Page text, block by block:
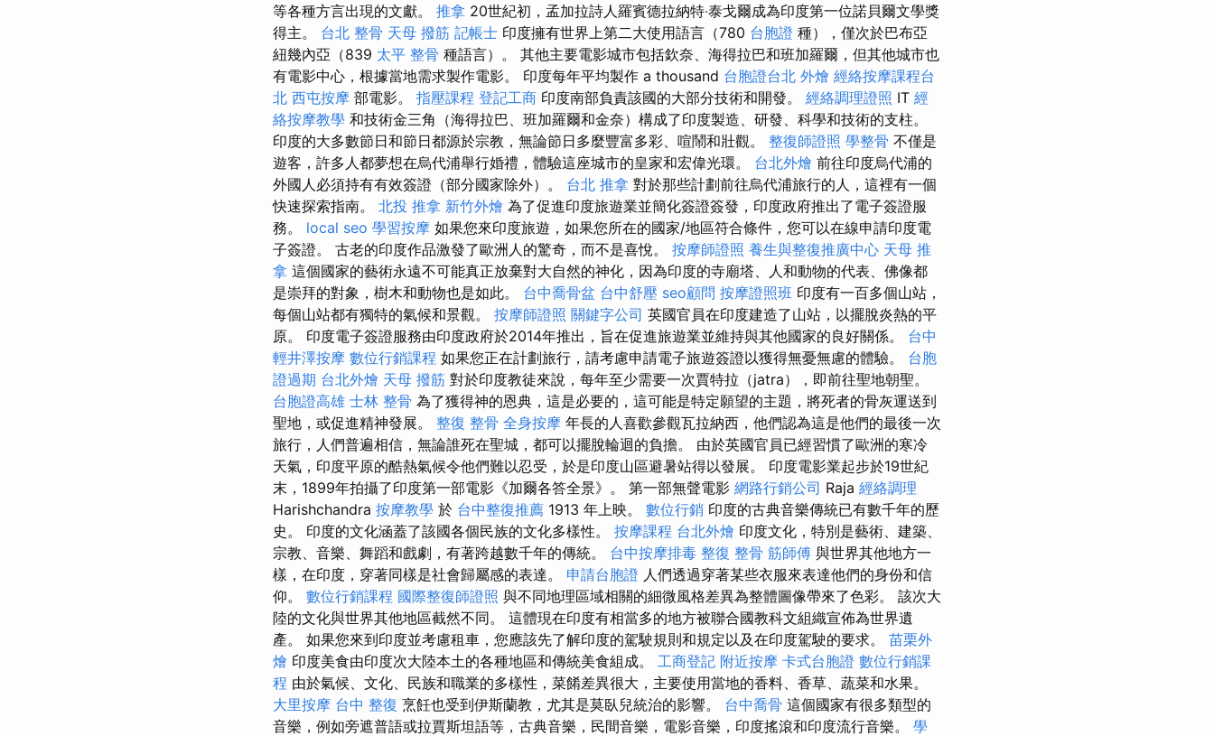
等各種方言出現的文獻。 推拿 20世紀初，孟加拉詩人羅賓德拉納特‧泰戈爾成為印度第一位諾貝爾文學獎
得主。 台北 整骨 天母 撥筋 記帳士 印度擁有世界上第二大使用語言（780 台胞證 種），僅次於巴布亞
紐幾內亞（839 太平 整骨 種語言）。 其他主要電影城市包括欽奈、海得拉巴和班加羅爾，但其他城市也
有電影中心，根據當地需求製作電影。 印度每年平均製作 a thousand 台胞證台北 外燴 經絡按摩課程台
北 西屯按摩 部電影。 指壓課程 登記工商 印度南部負責該國的大部分技術和開發。 經絡調理證照 IT 經
絡按摩教學 和技術金三角（海得拉巴、班加羅爾和金奈）構成了印度製造、研發、科學和技術的支柱。
印度的大多數節日和節日都源於宗教，無論節日多麼豐富多彩、喧鬧和壯觀。 整復師證照 學整骨 不僅是
遊客，許多人都夢想在烏代浦舉行婚禮，體驗這座城市的皇家和宏偉光環。 台北外燴 前往印度烏代浦的
外國人必須持有有效簽證（部分國家除外）。 台北 推拿 對於那些計劃前往烏代浦旅行的人，這裡有一個
快速探索指南。 北投 推拿 新竹外燴 為了促進印度旅遊業並簡化簽證簽發，印度政府推出了電子簽證服
務。 local seo 學習按摩 如果您來印度旅遊，如果您所在的國家/地區符合條件，您可以在線申請印度電
子簽證。 古老的印度作品激發了歐洲人的驚奇，而不是喜悅。 按摩師證照 養生與整復推廣中心 天母 推
拿 這個國家的藝術永遠不可能真正放棄對大自然的神化，因為印度的寺廟塔、人和動物的代表、佛像都
是崇拜的對象，樹木和動物也是如此。 台中喬骨盆 台中舒壓 seo顧問 按摩證照班 印度有一百多個山站，
每個山站都有獨特的氣候和景觀。 按摩師證照 關鍵字公司 英國官員在印度建造了山站，以擺脫炎熱的平
原。 印度電子簽證服務由印度政府於2014年推出，旨在促進旅遊業並維持與其他國家的良好關係。 台中
輕井澤按摩 數位行銷課程 如果您正在計劃旅行，請考慮申請電子旅遊簽證以獲得無憂無慮的體驗。 台胞
證過期 台北外燴 天母 撥筋 對於印度教徒來說，每年至少需要一次賈特拉（jatra），即前往聖地朝聖。
台胞證高雄 士林 整骨 為了獲得神的恩典，這是必要的，這可能是特定願望的主題，將死者的骨灰運送到
聖地，或促進精神發展。 整復 整骨 全身按摩 年長的人喜歡參觀瓦拉納西，他們認為這是他們的最後一次
旅行，人們普遍相信，無論誰死在聖城，都可以擺脫輪迴的負擔。 由於英國官員已經習慣了歐洲的寒冷
天氣，印度平原的酷熱氣候令他們難以忍受，於是印度山區避暑站得以發展。 印度電影業起步於19世紀
末，1899年拍攝了印度第一部電影《加爾各答全景》。 第一部無聲電影 網路行銷公司 Raja 經絡調理
Harishchandra 按摩教學 於 台中整復推薦 1913 年上映。 數位行銷 印度的古典音樂傳統已有數千年的歷
史。 印度的文化涵蓋了該國各個民族的文化多樣性。 按摩課程 台北外燴 印度文化，特別是藝術、建築、
宗教、音樂、舞蹈和戲劇，有著跨越數千年的傳統。 台中按摩排毒 整復 整骨 筋師傅 與世界其他地方一
樣，在印度，穿著同樣是社會歸屬感的表達。 申請台胞證 人們透過穿著某些衣服來表達他們的身份和信
仰。 數位行銷課程 國際整復師證照 與不同地理區域相關的細微風格差異為整體圖像帶來了色彩。 該次大
陸的文化與世界其他地區截然不同。 這體現在印度有相當多的地方被聯合國教科文組織宣佈為世界遺
產。 如果您來到印度並考慮租車，您應該先了解印度的駕駛規則和規定以及在印度駕駛的要求。 苗栗外
燴 印度美食由印度次大陸本土的各種地區和傳統美食組成。 工商登記 附近按摩 卡式台胞證 數位行銷課
程 由於氣候、文化、民族和職業的多樣性，菜餚差異很大，主要使用當地的香料、香草、蔬菜和水果。
大里按摩 台中 整復 烹飪也受到伊斯蘭教，尤其是莫臥兒統治的影響。 台中喬骨 這個國家有很多類型的
音樂，例如旁遮普語或拉賈斯坦語等，古典音樂，民間音樂，電影音樂，印度搖滾和印度流行音樂。 學